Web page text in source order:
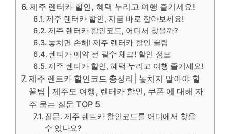
제주 렌터카 할인, 혜택 누리고 여행 즐기세요!
제주 렌터카 할인, 지금 바로 잡아보세요!
제주 렌터카 할인코드, 어디서 찾을까?
놓치면 손해! 제주 렌터카 할인 꿀팁
렌터카 예약 전 필수 체크! 할인 정보
제주 렌터카 할인, 혜택 누리고 여행 즐기세요!
제주 렌트카 할인코드 총정리| 놓치지 말아야 할
꿀팁 | 제주도 여행, 렌터카 할인, 쿠폰 에 대해 자
주 묻는 질문 TOP 5
질문. 제주 렌트카 할인코드를 어디에서 찾을
수 있나요?